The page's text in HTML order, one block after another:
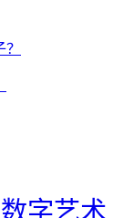
数字艺术